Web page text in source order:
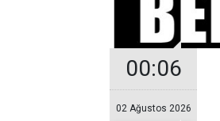
00:06
02 Ağustos 2026